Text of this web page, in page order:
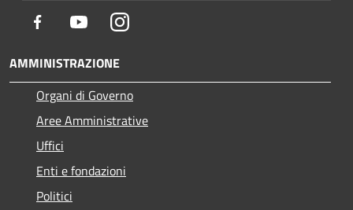
Facebook YoutubeInstagram
AMMINISTRAZIONE
Organi di Governo
Aree Amministrative
Uffici
Enti e fondazioni
Politici